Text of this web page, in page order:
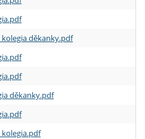
kolegia děkanky.pdf
děkanky.pdf
kolegia.pdf